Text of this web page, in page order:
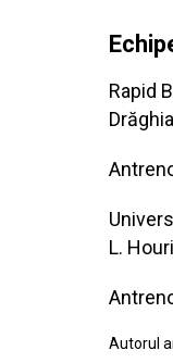
Rapid
L.
Autorul